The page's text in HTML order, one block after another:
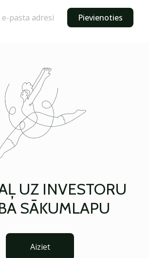
Pievienoties
UZ INVESTORU
SĀKUMLAPU
Aiziet